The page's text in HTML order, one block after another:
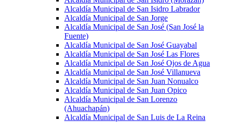
Alcaldía Municipal de San Isidro Labrador
Alcaldía Municipal de San Jorge
Alcaldía Municipal de San José (San José la
Fuente)
Alcaldía Municipal de San José Guayabal
Alcaldía Municipal de San José Las Flores
Alcaldía Municipal de San José Ojos de Agua
Alcaldía Municipal de San José Villanueva
Alcaldía Municipal de San Juan Nonualco
Alcaldía Municipal de San Juan Opico
Alcaldía Municipal de San Lorenzo
(Ahuachapán)
Alcaldía Municipal de San Luis de La Reina